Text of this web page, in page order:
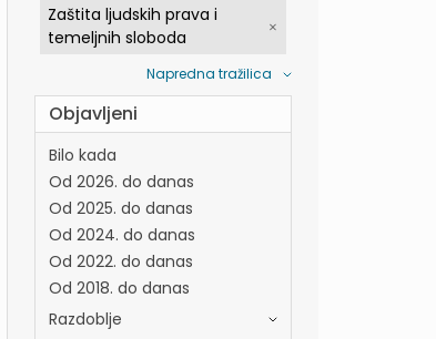
Zaštita ljudskih prava i
temeljnih sloboda
Napredna tražilica
Objavljeni
Bilo kada
Od 2026. do danas
Od 2025. do danas
Od 2024. do danas
Od 2022. do danas
Od 2018. do danas
Razdoblje